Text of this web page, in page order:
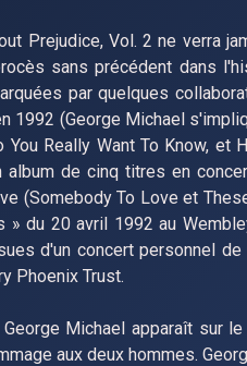
Prejudice, Vol. 2 ne verra
sans précédent dans
par quelques
1992 (George Michael
You Really Want To Know,
album de cinq titres en
(Somebody To Love et
» du 20 avril 1992 au
d'un concert personnel
Phoenix Trust.
Michael apparaît sur
aux deux hommes.